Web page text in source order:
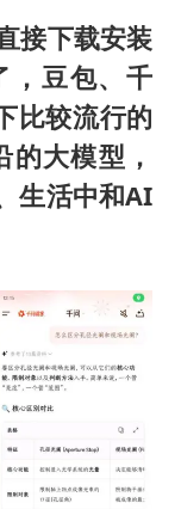
接下载安装
，豆包、千
比较流行的
大模型，
生活中和AI